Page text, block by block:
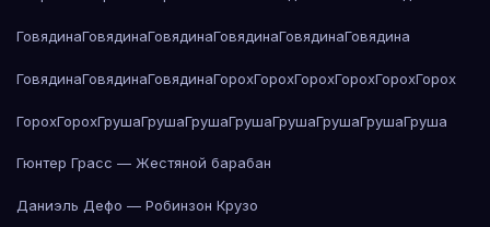
ГовядинаГовядинаГовядинаГовядинаГовядинаГовядина
ГовядинаГовядинаГовядинаГорохГорохГорохГорохГорохГорох
ГорохГорохГрушаГрушаГрушаГрушаГрушаГрушаГрушаГруша
Гюнтер Грасс — Жестяной барабан
Даниэль Дефо — Робинзон Крузо